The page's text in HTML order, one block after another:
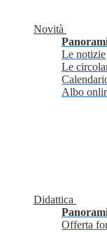
Novità
Le notizie
Le
Albo
Didattica
Offerta